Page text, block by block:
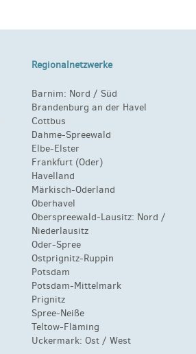
Regionalnetzwerke
Barnim: Nord / Süd
Brandenburg an der Havel
Cottbus
Dahme-Spreewald
Elbe-Elster
Frankfurt (Oder)
Havelland
Märkisch-Oderland
Oberhavel
Oberspreewald-Lausitz: Nord /
Niederlausitz
Oder-Spree
Ostprignitz-Ruppin
Potsdam
Potsdam-Mittelmark
Prignitz
Spree-Neiße
Teltow-Fläming
Uckermark:Ost /West